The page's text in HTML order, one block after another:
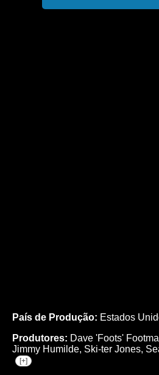
País de Produção: Estados
Produtores: Dave 'Foots'
Jimmy Humilde, Ski-ter Jones,
[+]